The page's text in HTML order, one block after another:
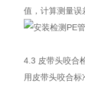
值，计算测量误
4.3 皮带头咬合
用皮带头咬合